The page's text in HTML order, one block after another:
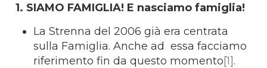
1. SIAMO FAMIGLIA! E nasciamo famiglia!
La Strenna del 2006 già era centrata
sulla Famiglia. Anche ad essa facciamo
riferimento fin da questo momento[1].